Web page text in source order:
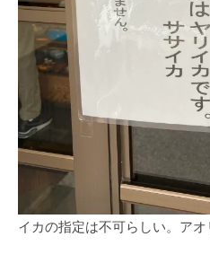
イカの指定は不可らしい。アオ